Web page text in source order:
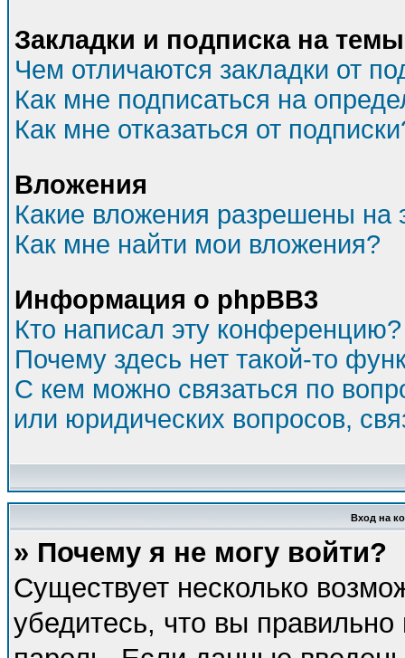
Закладки и подписка на темы
Чем отличаются закладки от
Как мне подписаться на
Как мне отказаться от
Вложения
Какие вложения разрешены на
Как мне найти мои вложения?
Информация о phpBB3
Кто написал эту конференцию?
Почему здесь нет такой-то
С кем можно связаться по
или юридических вопросов,
Вход на
» Почему я не могу войти?
Существует несколько
убедитесь, что вы